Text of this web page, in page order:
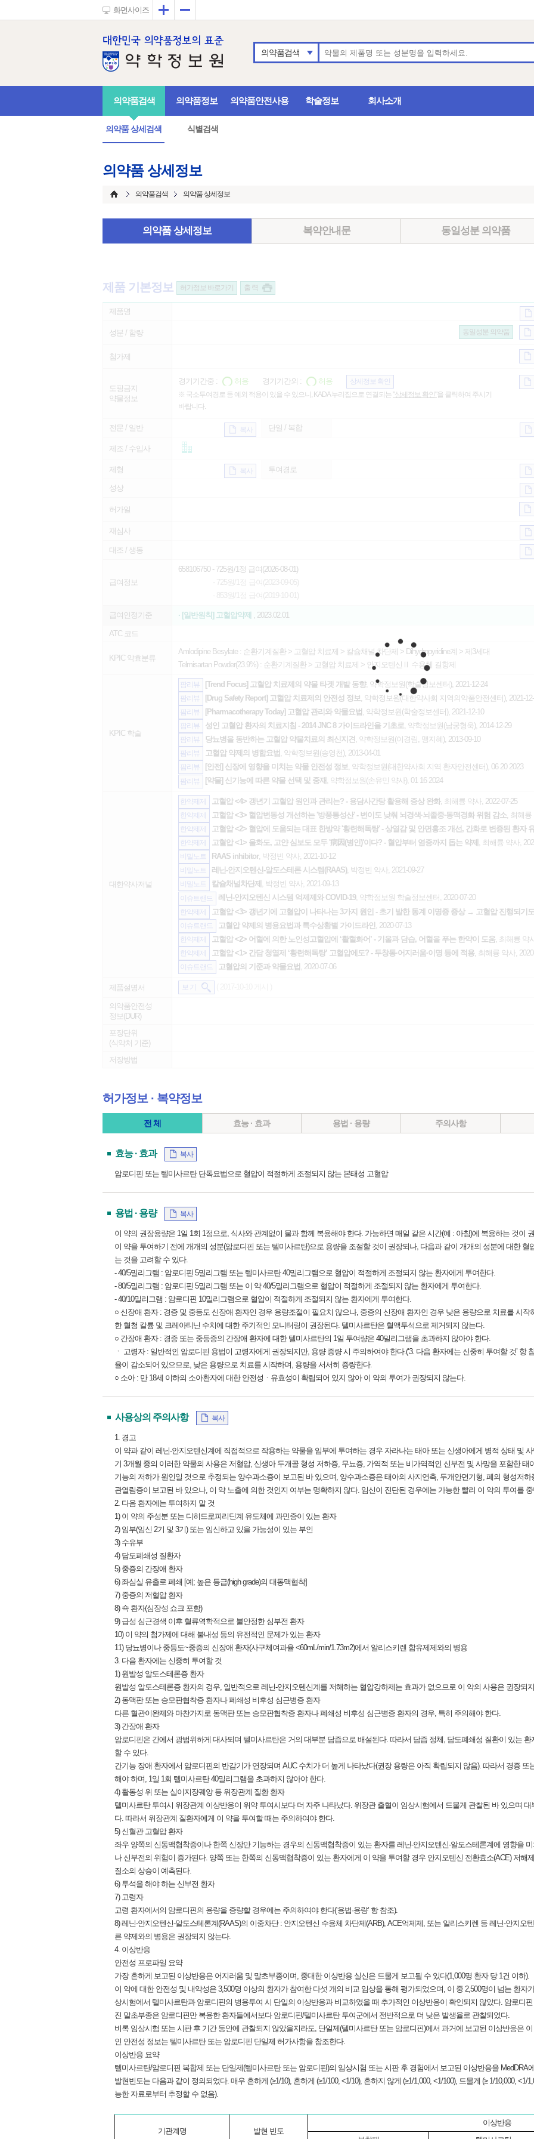
화면사이즈 확대
의약품검색
의약품검색
의약품 상세검색 식별검색
의약품정보 의약품안전사용 학술정보 회사소개
의약품 상세정보
의약품검색 의약품 상세정보
의약품 상세정보 복약안내문 동일성분 의약품
제품 기본정보 허가정보 바로가기 출 력
제품명
성분 / 함량 동일성분 의약품
첨가제
도핑금지
약물정보
경기기간중 : 허용 경기기간외 : 허용
상세정보 확인
※ 국소투여경로 등 예외 적용이 있을 수 있으니, KADA 누리집으로 연결되는 "상세정보 확인"을 클릭하여 주시기
바랍니다.
전문 / 일반 복사 단일 / 복합
제조 / 수입사
제형 복사 투여경로
성상
허가일
재심사
대조 / 생동
급여정보
658106750- 725원/1정 급여(2026-08-01)
- 725원/1정 급여(2023-09-05)
- 853원/1정 급여(2019-10-01)
급여인정기준 · [일반원칙] 고혈압약제 , 2023.02.01
ATC 코드
KPIC 약효분류
Amlodipine Besylate : 순환기계질환 > 고혈압 치료제 > 칼슘채널 차단제 > Dihydropyridine계 > 제3세대
Telmisartan Powder(23.9%) : 순환기계질환 > 고혈압 치료제 > 안지오텐신Ⅱ 수용체 길항제
KPIC 학술
팜리뷰 [Trend Focus] 고혈압 치료제의 약물 타겟 개발 동향, 약학정보원(학술정보센터), 2021-12-24
팜리뷰 [Drug Safety Report] 고혈압 치료제의 안전성 정보, 약학정보원(대한약사회 지역의약품안전센터), 2021-
팜리뷰 [Pharmacotherapy Today] 고혈압 관리와 약물요법 , 약학정보원(학술정보센터), 2021-12-10
팜리뷰 성인 고혈압 환자의 치료지침 - 2014 JNC 8 가이드라인을 기초로, 약학정보원(남궁형욱), 2014-12-29
팜리뷰 당뇨병을 동반하는 고혈압 약물치료의 최신지견, 약학정보원(이경림, 맹지혜), 2013-09-10
팜리뷰 고혈압 약제의 병합요법 , 약학정보원(송영천), 2013-04-01
팜리뷰 [안전] 신장에 영향을 미치는 약물 안전성 정보, 약학정보원(대한약사회 지역 환자안전센터), 06 20 2023
팜리뷰 [약물] 신기능에 따른 약물 선택 및 중재 , 약학정보원(손유민 약사), 01 16 2024
대한약사저널
한약제제 고혈압 <4> 갱년기 고혈압 원인과 관리는? - 용담사간탕 활용해 증상 완화, 최해륭 약사, 2022-07-25
한약제제 고혈압 <3> 혈압변동성 개선하는 '방풍통성산' - 변이도 낮춰 뇌경색·뇌졸중·동맥경화 위험 감소, 최해륭
한약제제 고혈압 <2> 혈압에 도움되는 대표 한방약 '황련해독탕' - 상열감 및 안면홍조 개선, 간화로 변증된 환자
한약제제 고혈압 <1> 울화도, 고얀 심보도 모두 '病因(병인)'이다? - 혈압부터 염증까지 돕는 약제 , 최해륭 약사,
비밀노트 RAAS inhibitor, 박정빈 약사, 2021-10-12
비밀노트 레닌-안지오텐신-알도스테론 시스템(RAAS), 박정빈 약사, 2021-09-27
비밀노트 칼슘채널차단제 , 박정빈 약사, 2021-09-13
이슈트랜드 레닌-안지오텐신 시스템 억제제와 COVID-19, 약학정보원 학술정보센터, 2020-07-20
한약제제 고혈압 <3> 갱년기에 고혈압이 나타나는 3가지 원인 - 초기 발한 동계 이명증 증상 → 고혈압 진행되기도
이슈트랜드 고혈압 약제의 병용요법과 특수상황별 가이드라인 , 2020-07-13
한약제제 고혈압 <2> 어혈에 의한 노인성고혈압에 ‘활혈화어’ - 기울과 담습, 어혈을 푸는 한약이 도움 , 최해륭 약
한약제제 고혈압 <1> 간담 청열제 ‘황련해독탕’ 고혈압에도? - 두창통·어지러움·이명 등에 적용 , 최해륭 약사,
이슈트랜드 고혈압의 기준과 약물요법 , 2020-07-06
제품설명서 보 기
의약품안전성
정보(DUR)
포장단위
(식약처 기준)
저장방법
허가정보 ∙ 복약정보
전 체 효능 · 효과 용법 · 용량 주의사항
효능 · 효과 복사
암로디핀 또는 텔미사르탄 단독요법으로 혈압이 적절하게 조절되지 않는 본태성 고혈압
용법 · 용량 복사
이 약의 권장용량은 1일 1회 1정으로, 식사와 관계없이 물과 함께 복용해야 한다. 가능하면 매일 같은 시간(예 : 아침)에 복용하는 것이
이 약을 투여하기 전에 개개의 성분(암로디핀 또는 텔미사르탄)으로 용량을 조절할 것이 권장되나, 다음과 같이 개개의 성분에 대한
는 것을 고려할 수 있다.
- 40/5밀리그램 : 암로디핀 5밀리그램 또는 텔미사르탄 40밀리그램으로 혈압이 적절하게 조절되지 않는 환자에게 투여한다.
- 80/5밀리그램 : 암로디핀 5밀리그램 또는 이 약 40/5밀리그램으로 혈압이 적절하게 조절되지 않는 환자에게 투여한다.
- 40/10밀리그램 : 암로디핀 10밀리그램으로 혈압이 적절하게 조절되지 않는 환자에게 투여한다.
○ 신장애 환자 : 경증 및 중등도 신장애 환자인 경우 용량조절이 필요치 않으나, 중증의 신장애 환자인 경우 낮은 용량으로 치료를 시
한 혈청 칼륨 및 크레아티닌 수치에 대한 주기적인 모니터링이 권장된다. 텔미사르탄은 혈액투석으로 제거되지 않는다.
○ 간장애 환자 : 경증 또는 중등증의 간장애 환자에 대한 텔미사르탄의 1일 투여량은 40밀리그램을 초과하지 않아야 한다.
ㆍ 고령자 : 일반적인 암로디핀 용법이 고령자에게 권장되지만, 용량 증량 시 주의하여야 한다.(‘3. 다음 환자에는 신중히 투여할 것’ 항
율이 감소되어 있으므로, 낮은 용량으로 치료를 시작하며, 용량을 서서히 증량한다.
○ 소아 : 만 18세 이하의 소아환자에 대한 안전성ㆍ유효성이 확립되어 있지 않아 이 약의 투여가 권장되지 않는다.
사용상의 주의사항 복사
1. 경고
이 약과 같이 레닌-안지오텐신계에 직접적으로 작용하는 약물을 임부에 투여하는 경우 자라나는 태아 또는 신생아에게 병적 상태 및
기 3개월 중의 이러한 약물의 사용은 저혈압, 신생아 두개골 형성 저하증, 무뇨증, 가역적 또는 비가역적인 신부전 및 사망을 포함한
기능의 저하가 원인일 것으로 추정되는 양수과소증이 보고된 바 있으며, 양수과소증은 태아의 사지연축, 두개안면기형, 폐의 형성저
관열림증이 보고된 바 있으나, 이 약 노출에 의한 것인지 여부는 명확하지 않다. 임신이 진단된 경우에는 가능한 빨리 이 약의 투여를
2. 다음 환자에는 투여하지 말 것
1) 이 약의 주성분 또는 디히드로피리딘계 유도체에 과민증이 있는 환자
2) 임부(임신 2기 및 3기) 또는 임신하고 있을 가능성이 있는 부인
3) 수유부
4) 담도폐쇄성 질환자
5) 중증의 간장애 환자
6) 좌심실 유출로 폐쇄 [예; 높은 등급(high grade)의 대동맥협착]
7) 중증의 저혈압 환자
8) 쇽 환자(심장성 쇼크 포함)
9) 급성 심근경색 이후 혈류역학적으로 불안정한 심부전 환자
10) 이 약의 첨가제에 대해 불내성 등의 유전적인 문제가 있는 환자
11) 당뇨병이나 중등도~중증의 신장애 환자(사구체여과율 <60mL/min/1.73m2)에서 알리스키렌 함유제제와의 병용
3. 다음 환자에는 신중히 투여할 것
1) 원발성 알도스테론증 환자
원발성 알도스테론증 환자의 경우, 일반적으로 레닌-안지오텐신계를 저해하는 혈압강하제는 효과가 없으므로 이 약의 사용은 권장되
2) 동맥판 또는 승모판협착증 환자나 폐쇄성 비후성 심근병증 환자
다른 혈관이완제와 마찬가지로 동맥판 또는 승모판협착증 환자나 폐쇄성 비후성 심근병증 환자의 경우, 특히 주의해야 한다.
3) 간장애 환자
암로디핀은 간에서 광범위하게 대사되며 텔미사르탄은 거의 대부분 담즙으로 배설된다. 따라서 담즙 정체, 담도폐쇄성 질환이 있는
할 수 있다.
간기능 장애 환자에서 암로디핀의 반감기가 연장되며 AUC 수치가 더 높게 나타났다(권장 용량은 아직 확립되지 않음). 따라서 경증
해야 하며, 1일 1회 텔미사르탄 40밀리그램을 초과하지 않아야 한다.
4) 활동성 위 또는 십이지장궤양 등 위장관계 질환 환자
텔미사르탄 투여시 위장관계 이상반응이 위약 투여시보다 더 자주 나타났다. 위장관 출혈이 임상시험에서 드물게 관찰된 바 있으며
다. 따라서 위장관계 질환자에게 이 약을 투여할 때는 주의하여야 한다.
5) 신혈관 고혈압 환자
좌우 양쪽의 신동맥협착증이나 한쪽 신장만 기능하는 경우의 신동맥협착증이 있는 환자를 레닌-안지오텐신-알도스테론계에 영향을
나 신부전의 위험이 증가된다. 양쪽 또는 한쪽의 신동맥협착증이 있는 환자에게 이 약을 투여할 경우 안지오텐신 전환효소(ACE) 저해
질소의 상승이 예측된다.
6) 투석을 해야 하는 신부전 환자
7) 고령자
고령 환자에서의 암로디핀의 용량을 증량할 경우에는 주의하여야 한다(‘용법·용량’ 항 참조).
8) 레닌-안지오텐신-알도스테론계(RAAS)의 이중차단 : 안지오텐신 수용체 차단제(ARB), ACE억제제, 또는 알리스키렌 등 레닌-안지오
른 약제와의 병용은 권장되지 않는다.
4. 이상반응
안전성 프로파일 요약
가장 흔하게 보고된 이상반응은 어지러움 및 말초부종이며, 중대한 이상반응 실신은 드물게 보고될 수 있다(1,000명 환자 당 1건 이하).
이 약에 대한 안전성 및 내약성은 3,500명 이상의 환자가 참여한 다섯 개의 비교 임상을 통해 평가되었으며, 이 중 2,500명이 넘는 환자
상시험에서 텔미사르탄과 암로디핀의 병용투여 시 단일의 이상반응과 비교하였을 때 추가적인 이상반응이 확인되지 않았다. 암로디
진 말초부종은 암로디핀만 복용한 환자들에서보다 암로디핀/텔미사르탄 투여군에서 전반적으로 더 낮은 발생율로 관찰되었다.
비록 임상시험 또는 시판 후 기간 동안에 관찰되지 않았을지라도, 단일제(텔미사르탄 또는 암로디핀)에서 과거에 보고된 이상반응은
인 안전성 정보는 텔미사르탄 또는 암로디핀 단일제 허가사항을 참조한다.
이상반응 요약
텔미사르탄/암로디핀 복합제 또는 단일제(텔미사르탄 또는 암로디핀)의 임상시험 또는 시판 후 경험에서 보고된 이상반응을 MedDRA
발현빈도는 다음과 같이 정의되었다. 매우 흔하게 (≥1/10), 흔하게 (≥1/100, <1/10), 흔하지 않게 (≥1/1,000, <1/100), 드물게 (≥ 1/10,000, <1/
능한 자료로부터 추정할 수 없음).
기관계명 발현 빈도
이상반응